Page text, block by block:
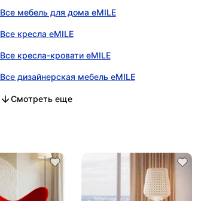
Все мебель для дома eMILE
Все кресла eMILE
Все кресла-кровати eMILE
Все дизайнерская мебель eMILE
Все мебель для дома и офиса eMILE
Все мебель для дома в категории
Все кресла в категории
Все кресла-кровати в категории
Все дизайнерская мебель в категории
Все мебель для дома и офиса в категории
Смотреть еще